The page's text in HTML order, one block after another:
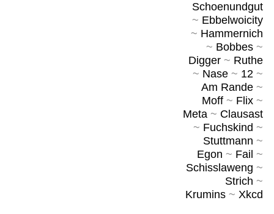
Schoenundgut
~ Ebbelwoicity
~ Hammernich
~ Bobbes~
Digger~ Ruthe
~ Nase~ 12~
Am Rande~
Moff~ Flix~
Meta~ Clausast
~ Fuchskind ~
Stuttmann ~
Egon ~ Fail ~
Schisslaweng ~
Strich ~
Krumins~ Xkcd